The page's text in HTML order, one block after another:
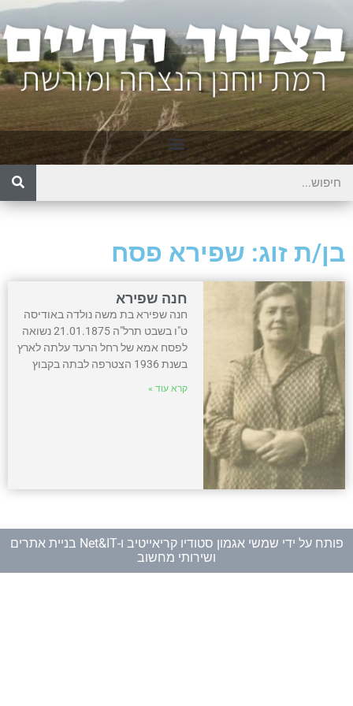
בן/ת זוג: שפירא פסח
חנה שפירא
חנה שפירא בת משה נולדה באודיסה
ט"ו בשבט תרל"ה 21.01.1875 נשואה
לפסח אמא של רחל הרעד עלתה לארץ
בשנת 1936 הצטרפה לבתה בקבוץ
קרא עוד »
פותח על ידי שמשי אגמון סטודיו קריאייטיב ו-
Net&IT בניית אתרים
ושירותי מחשוב